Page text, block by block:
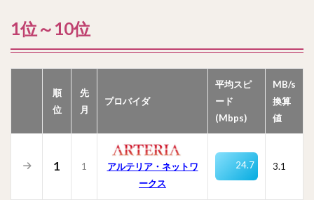
1位～10位
順
位
先
月
プロバイダ
平均スピ
ード
(Mbps)
MB/s
換算
値
1 1
アルテリア・ネットワ
ークス
24.7 3.1